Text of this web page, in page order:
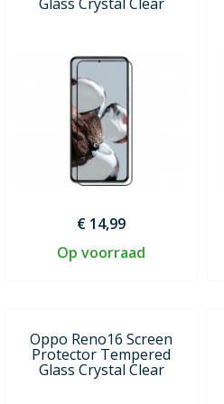
€ 14,99
Op voorraad
Oppo Reno16 Screen
Protector Tempered
Glass Crystal Clear